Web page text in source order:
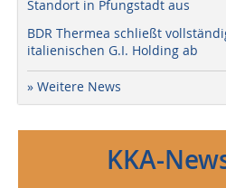
Standort in Pfungstadt aus
BDR Thermea schließt
italienischen G.I. Holding ab
» Weitere News
KKA-